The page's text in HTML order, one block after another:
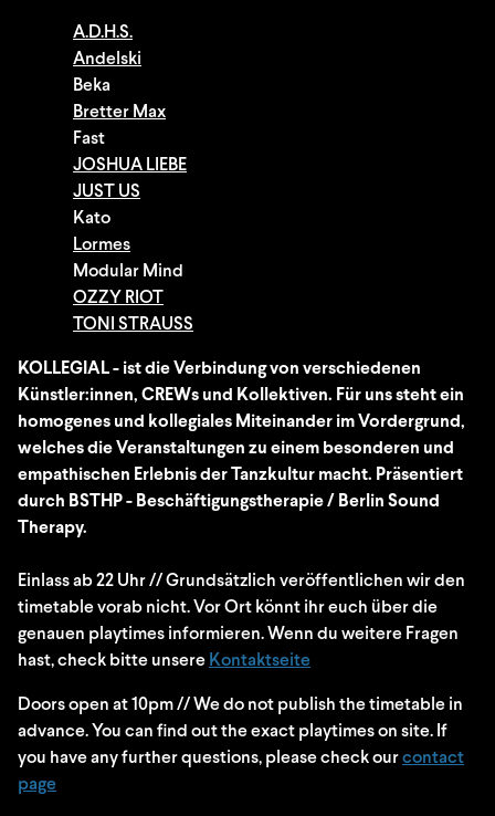
A.D.H.S.
Andelski
Beka
Bretter Max
Fast
JOSHUA LIEBE
JUST US
Kato
Lormes
Modular Mind
OZZY RIOT
TONI STRAUSS
KOLLEGIAL - ist die Verbindung von verschiedenen
Künstler:innen, CREWs und Kollektiven. Für uns steht ein
homogenes und kollegiales Miteinander im Vordergrund,
welches die Veranstaltungen zu einem besonderen und
empathischen Erlebnis der Tanzkultur macht. Präsentiert
durch BSTHP - Beschäftigungstherapie / Berlin Sound
Therapy.
Einlass ab 22 Uhr // Grundsätzlich veröffentlichen wir den
timetable vorab nicht. Vor Ort könnt ihr euch über die
genauen playtimes informieren. Wenn du weitere Fragen
hast, check bitte unsere Kontaktseite
Doors open at 10pm // We do not publish the timetable in
advance. You can find out the exact playtimes on site. If
you have any further questions, please check ourcontact
page